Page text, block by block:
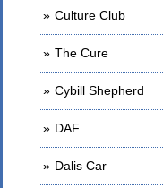
Culture Club
The Cure
Cybill Shepherd
DAF
Dalis Car